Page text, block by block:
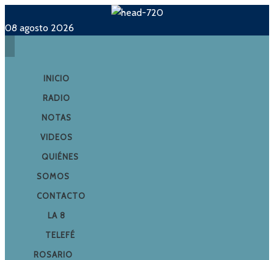
08 agosto 2026
INICIO
RADIO
NOTAS
VIDEOS
QUIÉNES
SOMOS
CONTACTO
LA 8
TELEFÉ
ROSARIO